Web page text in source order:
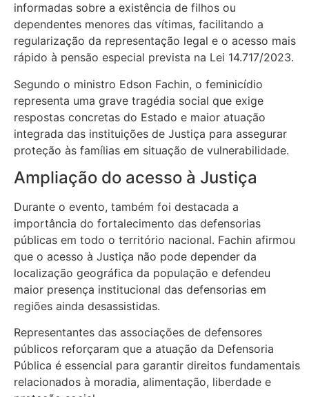
informadas sobre a existência de filhos ou
dependentes menores das vítimas, facilitando a
regularização da representação legal e o acesso mais
rápido à pensão especial prevista na Lei 14.717/2023.
Segundo o ministro Edson Fachin, o feminicídio
representa uma grave tragédia social que exige
respostas concretas do Estado e maior atuação
integrada das instituições de Justiça para assegurar
proteção às famílias em situação de vulnerabilidade.
Ampliação do acesso à Justiça
Durante o evento, também foi destacada a
importância do fortalecimento das defensorias
públicas em todo o território nacional. Fachin afirmou
que o acesso à Justiça não pode depender da
localização geográfica da população e defendeu
maior presença institucional das defensorias em
regiões ainda desassistidas.
Representantes das associações de defensores
públicos reforçaram que a atuação da Defensoria
Pública é essencial para garantir direitos fundamentais
relacionados à moradia, alimentação, liberdade e